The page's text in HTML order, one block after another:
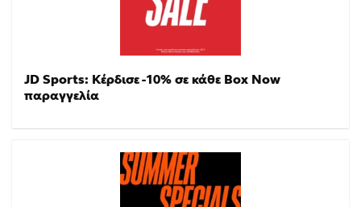
JD Sports: Κέρδισε -10% σε κάθε Box Now
παραγγελία